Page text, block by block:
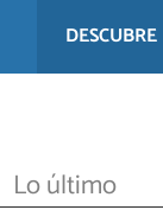
DESCUBRE
Lo último